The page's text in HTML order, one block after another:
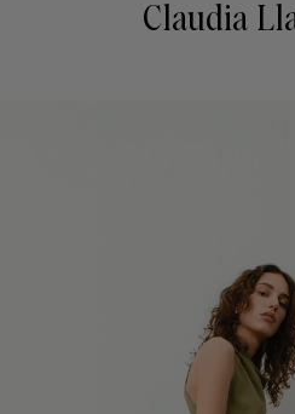
Claudia